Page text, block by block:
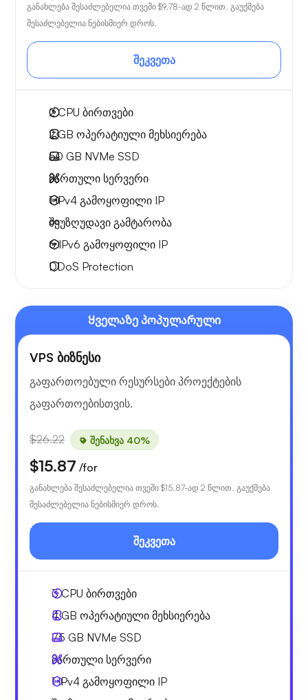
განახლება შესაძლებელია თვეში $9.78-ად 2 წლით. გაუქმება
შესაძლებელია ნებისმიერ დროს.
შეკვეთა
2CPU ბირთვები
2 GB ოპერატიული მეხსიერება
50 GB NVMe SSD
მართული სერვერი
1 IPv4 გამოყოფილი IP
შეუზღუდავი გამტარობა
6 IPv6 გამოყოფილი IP
DDoS Protection
Ყველაზე პოპულარული
VPS ბიზნესი
გაფართოებული რესურსები პროექტების
გაფართოებისთვის.
$26.22 შენახვა 40%
$15.87 /for
განახლება შესაძლებელია თვეში $15.87-ად 2 წლით. გაუქმება
შესაძლებელია ნებისმიერ დროს.
შეკვეთა
3CPU ბირთვები
4 GB ოპერატიული მეხსიერება
75 GB NVMe SSD
მართული სერვერი
1 IPv4 გამოყოფილი IP